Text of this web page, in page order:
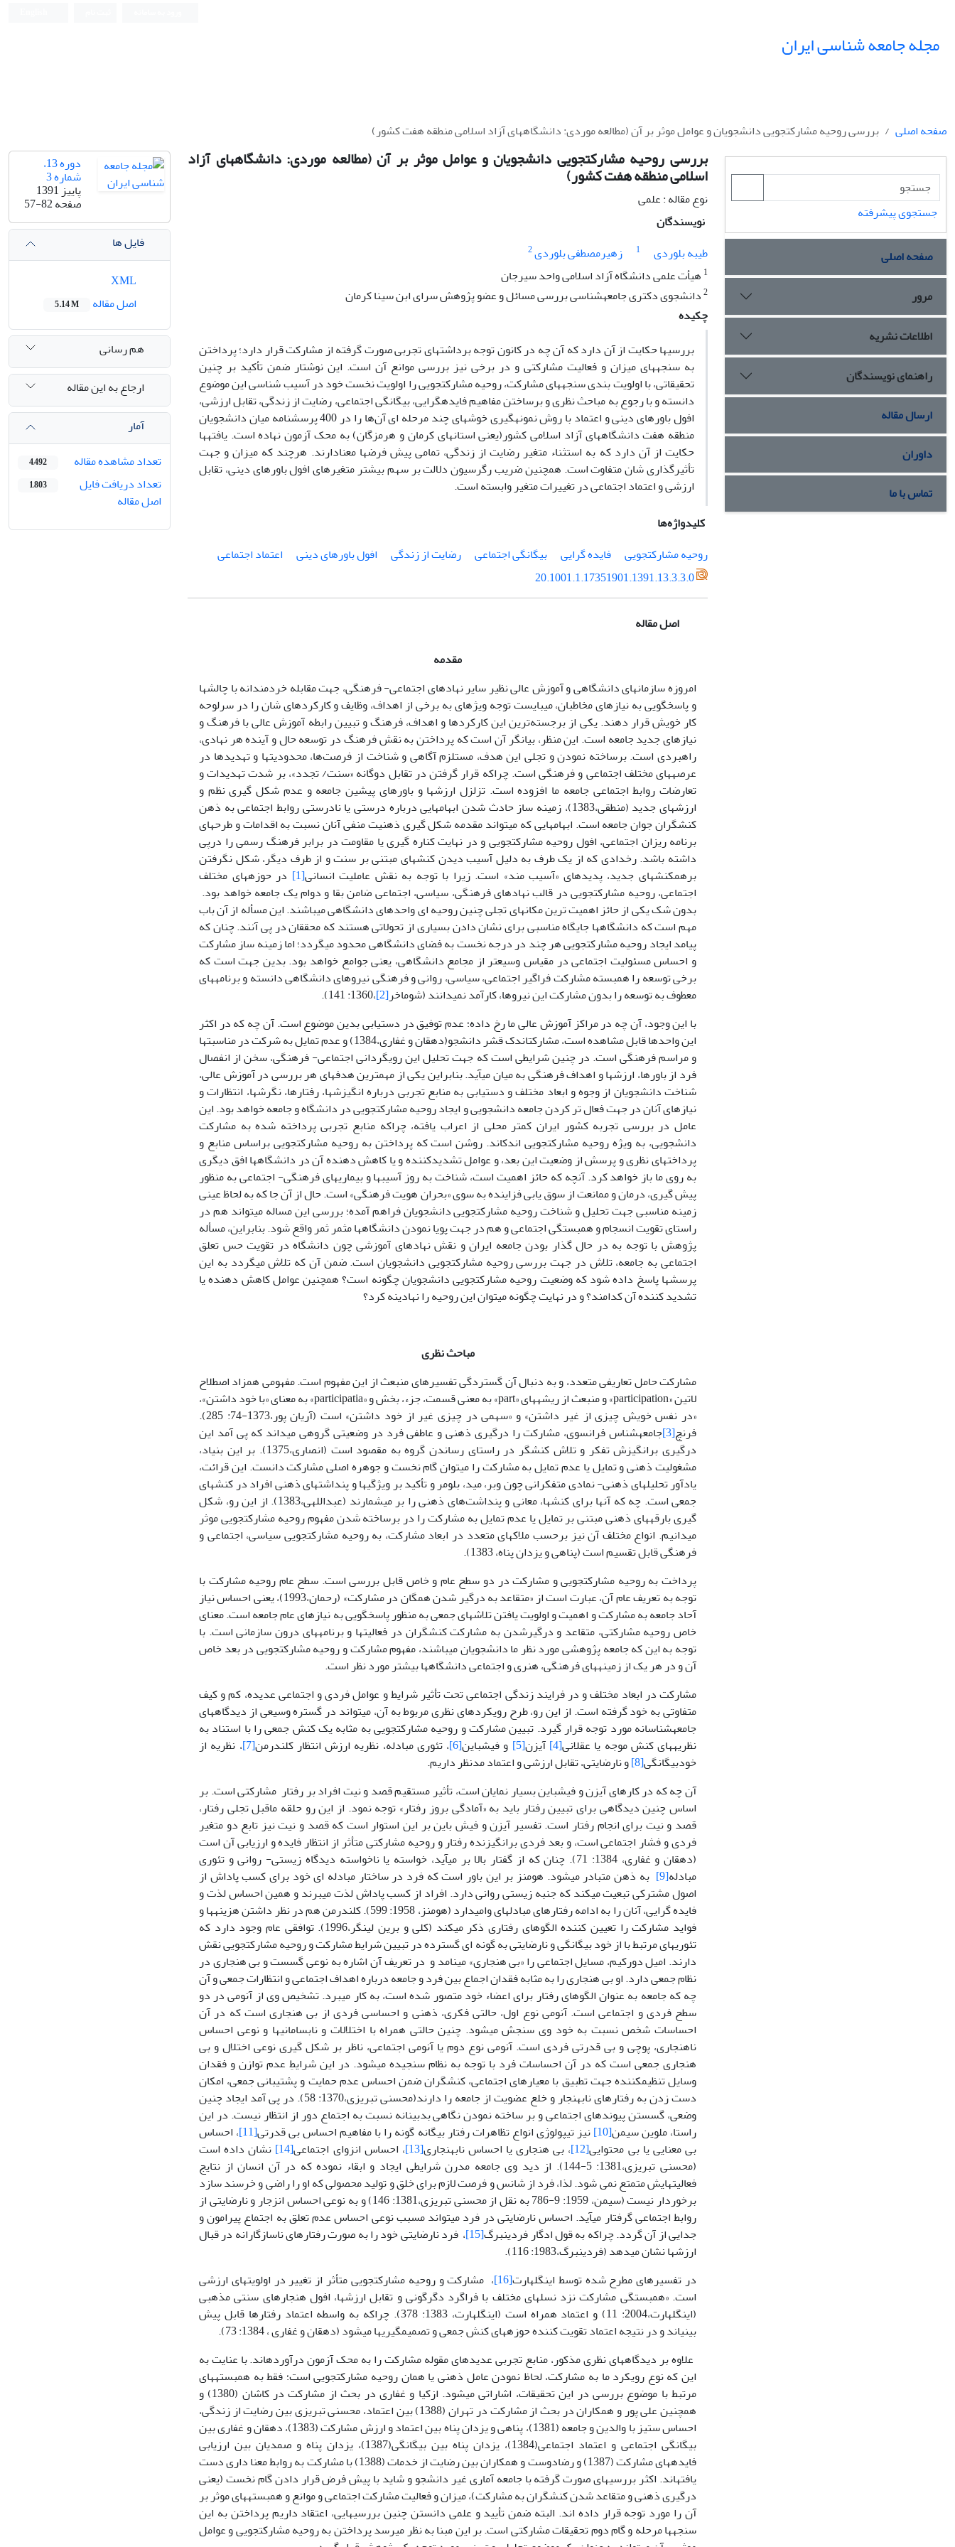
مجله جامعه شناسی ایران
صفحه اصلی بررسی روحیه مشارکت‏جویی دانشجویان و عوامل موثر بر آن (مطالعه موردی: دانشگاه‎های آزاد اسلامی منطقه هفت کشور)
بررسی روحیه مشارکت‏جویی دانشجویان و عوامل موثر بر آن (مطالعه موردی: دانشگاه‎های آزاد
اسلامی منطقه هفت کشور)
نوع مقاله : علمی
نویسندگان
طیبه بلوردی
1 زهیرمصطفی بلوردی2
1 هیأت علمی دانشگاه آزاد اسلامی واحد سیرجان
2دانشجوی دکتری جامعه‎شناسی بررسی مسائل و عضو پژوهش سرای ابن سینا کرمان
چکیده
بررسی‎ها حکایت از آن دارد که آن چه در کانون توجه برداشت‎های تجربی صورت گرفته از مشارکت قرار دارد؛ پرداختن
به سنجه‎های میزان و فعالیت مشارکتی و در برخی نیز بررسی موانع آن است. این نوشتار ضمن تأکید بر چنین
تحقیقاتی، با اولویت بندی سنجه‎های مشارکت، روحیه مشارکت‏جویی را اولویت نخست خود در آسیب شناسی این موضوع
دانسته و با رجوع به مباحث نظری و برساختن مفاهیم فایده‎گرایی، بیگانگی اجتماعی، رضایت از زندگی، تقابل ارزشی،
افول باورهای دینی و اعتماد با روش نمونه‎گیری خوشه‎ای چند مرحله ای آن‎‌ها را در 400 پرسش‎نامه میان دانشجویان
منطقه هفت دانشگاه‎های آزاد اسلامی کشور(یعنی استان‎های کرمان و هرمزگان) به محک آزمون نهاده است. یافته‎ها
حکایت از آن دارد که به استثناء متغیر رضایت از زندگی، تمامی پیش فرض‎ها معنادارند. هرچند که میزان و جهت
تأثیرگذاری شان متفاوت است. همچنین ضریب رگرسیون دلالت بر سهم بیشتر متغیرهای افول باورهای دینی، تقابل
ارزشی و اعتماد اجتماعی در تغییرات متغیر وابسته است.
کلیدواژه‌ها
روحیه مشارکت‏جویی
فایده گرایی بیگانگی اجتماعی رضایت از زندگی افول باورهای دینی
اعتماد اجتماعی
20.1001.1.17351901.1391.13.3.3.0
اصل مقاله
مقدمه
امروزه سازمان‏های دانشگاهی و آموزش عالی نظیر سایر نهادهای اجتماعی- فرهنگی، جهت مقابله خردمندانه با چالش‎ها
و پاسخگویی به نیازهای مخاطبان، می‏بایست توجه ویژهای به برخی از اهداف، وظایف و کارکردهای شان را در سرلوحه
کار خویش قرار دهند. یکی از برجسته‌ترین این کارکردها و اهداف، فرهنگ و تبیین رابطه آموزش عالی با فرهنگ و
نیازهای جدید جامعه است. این منظر، بیان‎گر آن است که پرداختن به نقش فرهنگ در توسعه حال و آینده هر نهادی،
راهبردی است. برساخته نمودن و تجلی این هدف، مستلزم آگاهی و شناخت از فرصت‌ها، محدودیت‏ها و تهدیدها در
عرصه‎های مختلف اجتماعی و فرهنگی است. چراکه قرار گرفتن در تقابل دوگانه «سنت/ تجدد»، بر شدت تهدیدات و
تعارضات روابط اجتماعی جامعه ما افزوده است. تزلزل ارزش‎ها و باورهای پیشین جامعه و عدم شکل گیری نظم و
ارزش‎های جدید (منطقی،1383)، زمینه ساز حادث شدن ابهام‎هایی درباره درستی یا نادرستی روابط اجتماعی به ذهن
کنشگران جوان جامعه است. ابهام‎هایی که می‏تواند مقدمه شکل گیری ذهنیت منفی آنان نسبت به اقدامات و طرح‎های
برنامه ریزان اجتماعی، افول روحیه مشارکت‏جویی و در نهایت کناره گیری یا مقاومت در برابر فرهنگ رسمی را درپی
داشته باشد. رخدادی که از یک طرف به دلیل آسیب دیدن کنش‎های مبتنی بر سنت و از طرف دیگر، شکل نگرفتن
برهمکنش‎های جدید، پدیده‏ای «آسیب مند» است. زیرا با توجه به نقش عاملیت انسانی
[1]
در حوزه‎های مختلف
اجتماعی، روحیه مشارکت‏جویی در قالب نهادهای فرهنگی، سیاسی، اجتماعی ضامن بقا و دوام یک جامعه خواهد بود.
بدون شک یکی از حائز اهمیت ترین مکان‎های تجلی چنین روحیه ای واحدهای دانشگاهی می‏باشند. این مسأله از آن باب
مهم است که دانشگاه‎ها جایگاه مناسبی برای نشان دادن بسیاری از تحولاتی هستند که محققان در پی آنند. چنان که
پیامد ایجاد روحیه مشارکت‏جویی هر چند در درجه نخست به فضای دانشگاهی محدود می‏گردد؛ اما زمینه ساز مشارکت
و احساس مسئولیت اجتماعی در مقیاس وسیع‏تر از مجامع دانشگاهی، یعنی جوامع خواهد بود. بدین جهت است که
برخی توسعه را همبسته مشارکت فراگیر اجتماعی، سیاسی، روانی و فرهنگی نیروهای دانشگاهی دانسته و برنامه‎های
معطوف به توسعه را بدون مشارکت این نیروها، کارآمد نمی‏دانند (شوماخر[2] ،1360: 141).
با این وجود، آن چه در مراکز آموزش عالی ما رخ داده؛ عدم توفیق در دستیابی بدین موضوع است. آن چه که در اکثر
این واحدها قابل مشاهده است، مشارکت‏اندک قشر دانشجو(دهقان و غفاری،1384) و عدم تمایل به شرکت در مناسبت‎ها
و مراسم فرهنگی است. در چنین شرایطی است که جهت تحلیل این رویگردانی اجتماعی- فرهنگی، سخن از انفصال
فرد از باورها، ارزش‏ها و اهداف فرهنگی به میان می‏آید. بنابراین یکی از مهمترین هدف‎های هر بررسی در آموزش عالی،
شناخت دانشجویان از وجوه و ابعاد مختلف و دستیابی به منابع تجربی درباره انگیزش‎ها، رفتارها، نگرش‎ها، انتظارات و
نیازهای آنان در جهت فعال تر کردن جامعه دانشجویی و ایجاد روحیه مشارکت‏جویی در دانشگاه و جامعه خواهد بود. این
عامل در بررسی تجربه کشور ایران کمتر محلی از اعراب یافته، چراکه منابع تجربی پرداخته شده به مشارکت
دانشجویی، به ویژه روحیه مشارکت‏جویی اندک‏اند. روشن است که پرداختن به روحیه مشارکت‏جویی براساس منابع و
پرداخت‎های نظری و پرسش از وضعیت این بعد، و عوامل تشدیدکننده و یا کاهش دهنده آن در دانشگاه‎ها افق دیگری
به روی ما باز خواهد کرد. آن‏چه که حائز اهمیت است، شناخت به روز آسیب‎ها و بیماری‎های فرهنگی- اجتماعی به منظور
پیش گیری، درمان و ممانعت از سوق یابی فزاینده به سوی «بحران هویت فرهنگی» است. حال از آن جا که به لحاظ عینی
زمینه مناسبی جهت تحلیل و شناخت روحیه مشارکت‏جویی دانشجویان فراهم آمده؛ بررسی این مساله می‏تواند هم در
راستای تقویت انسجام و همبستگی اجتماعی و هم در جهت پویا نمودن دانشگاه‎ها مثمر ثمر واقع شود. بنابراین، مسأله
پژوهش با توجه به در حال گذار بودن جامعه ایران و نقش نهادهای آموزشی چون دانشگاه در تقویت حس تعلق
اجتماعی به جامعه، تلاش در جهت بررسی روحیه مشارکت‏جویی دانشجویان است. ضمن آن که تلاش می‏گردد به این
پرسش‎ها پاسخ داده شود که وضعیت روحیه مشارکت‏جویی دانشجویان چگونه است؟ همچنین عوامل کاهش دهنده یا
تشدید کننده آن کدامند؟ و در نهایت چگونه می‏توان این روحیه را نهادینه کرد؟
مباحث نظری
مشارکت حامل تعاریفی متعدد، و به دنبال آن گستردگی تفسیرهای منبعث از این مفهوم است. مفهومی همزاد اصطلاح
لاتین «participation» و منبعث از ریشه‎های «part» به معنی قسمت، جزء، بخش و «participatia» به معنای «با خود داشتن»،
«در نفس خویش چیزی از غیر داشتن» و «سهمی در چیزی غیر از خود داشتن» است (آریان پور،1373-74: 285).
فرنچ[3]
جامعه‎شناس فرانسوی، مشارکت را درگیری ذهنی و عاطفی فرد در وضعیتی گروهی می‏داند که پی آمد این
درگیری برانگیزش تفکر و تلاش کنشگر در راستای رساندن گروه به مقصود است (انصاری،1375). بر این بنیاد،
مشغولیت ذهنی و تمایل یا عدم تمایل به مشارکت را می‏توان گام نخست و جوهره اصلی مشارکت دانست. این قرائت،
یادآور تحلیل‎های ذهنی- نمادی متفکرانی چون وبر، مید، بلومر و تأکید بر ویژگی‏ها و پنداشت‏های ذهنی افراد در کنش‎های
جمعی است. چه که آن‎ها برای کنش‎ها، معانی و پنداشت‌های ذهنی را بر می‏شمارند (عبداللهی،1383). از این رو، شکل
گیری بارقه‎های ذهنی مبتنی بر تمایل یا عدم تمایل به مشارکت را در برساخته شدن مفهوم روحیه مشارکت‏جویی موثر
می‏دانیم. انواع مختلف آن نیز برحسب ملاک‏های متعدد در ابعاد مشارکت، به روحیه مشارکت‏جویی سیاسی، اجتماعی و
فرهنگی قابل تقسیم است (پناهی و یزدان پناه، 1383).
پرداخت به روحیه مشارکت‏جویی و مشارکت در دو سطح عام و خاص قابل بررسی است. سطح عام روحیه مشارکت با
توجه به تعریف عام آن، عبارت است از «متقاعد به درگیر شدن همگان در مشارکت» (رحمان،1993)، یعنی احساس نیاز
آحاد جامعه به مشارکت و اهمیت و اولویت یافتن تلاش‏های جمعی به منظور پاسخگویی به نیازهای عام جامعه است. معنای
خاص روحیه مشارکتی، متقاعد و درگیرشدن به مشارکت کنشگران در فعالیت‏ها و برنامه‎های درون سازمانی است. با
توجه به این که جامعه پژوهشی مورد نظر ما دانشجویان می‏باشند، مفهوم مشارکت و روحیه مشارکت‏جویی در بعد خاص
آن و در هر یک از زمینه‎های فرهنگی، هنری و اجتماعی دانشگاه‎ها بیشتر مورد نظر است.
مشارکت در ابعاد مختلف و در فرایند زندگی اجتماعی تحت تأثیر شرایط و عوامل فردی و اجتماعی عدیده، کم و کیف
متفاوتی به خود گرفته است. از این رو، طرح رویکردهای نظری مربوط به آن، می‏تواند در گستره وسیعی از دیدگاه‎های
جامعه‎شناسانه مورد توجه قرار گیرد. تبیین مشارکت و روحیه مشارکت‏جویی به مثابه یک کنش جمعی را با استناد به
نظریه‎های کنش موجه یا عقلانی
[4] آیزن[5] و فیش­باین[6] ، تئوری مبادله، نظریه ارزش انتظار کلندرمن[7] ، نظریه از
خودبیگانگی[8] و نارضایتی، تقابل ارزشی و اعتماد مدنظر داریم.
آن چه که در کارهای آیزن و فیش­­­باین بسیار نمایان است، تأثیر مستقیم قصد و نیت افراد بر رفتار مشارکتی است. بر
اساس چنین دیدگاهی برای تبیین رفتار باید به «آمادگی بروز رفتار» توجه نمود. از این رو حلقه ماقبل تجلی رفتار،
قصد و نیت برای انجام رفتار است. تفسیر آیزن و فیش باین بر این استوار است که قصد و نیت نیز تابع دو متغیر
فردی و فشار اجتماعی است، و بعد فردی برانگیزنده رفتار و روحیه مشارکتی متأثر از انتظار فایده و ارزیابی آن است
(دهقان و غفاری، 1384: 71). چنان که از گفتار بالا بر می‏آید، خواسته یا ناخواسته دیدگاه زیستی- روانی و تئوری
مبادله[9]
به ذهن متبادر می‏شود. هومنز بر این باور است که فرد در ساختار مبادله ای خود برای کسب پاداش از
اصول مشترکی تبعیت می‏کند که جنبه زیستی روانی دارد. افراد از کسب پاداش لذت می‏برند و همین احساس لذت و
فایده گرایی، آنان را به ادامه رفتارهای مبادله‎ای وامی‏دارد (هومنز، 1958: 599). کلندرمن هم در نظر داشتن هزینه‎ها و
فواید مشارکت را تعیین کننده الگوهای رفتاری ذکر می‏کند (کلی و برین لینگر،1996). توافقی عام وجود دارد که
تئوری‎های مرتبط با از خود بیگانگی و نارضایتی به گونه ای گسترده در تبیین شرایط مشارکت و روحیه مشارکت‏جویی نقش
دارند. امیل دورکیم، مسایل اجتماعی را «بی هنجاری» می‏نامد و در تعریف آن اشاره به نوعی گسست و بی هنجاری در
نظام جمعی دارد. او بی هنجاری را به مثابه فقدان اجماع بین فرد و جامعه درباره اهداف اجتماعی و انتظارات جمعی و آن
چه که جامعه به عنوان الگوهای رفتار برای اعضاء خود متصور شده است، به کار می‏برد. تشخیص وی از آنومی در دو
سطح فردی و اجتماعی است. آنومی نوع اول، حالتی فکری، ذهنی و احساسی فردی از بی هنجاری است که در آن
احساسات شخص نسبت به خود وی سنجش می‏شود. چنین حالتی همراه با اختلالات و نابسامانی‏ها و نوعی احساس
ناهنجاری، پوچی و بی قدرتی فردی است. آنومی نوع دوم یا آنومی اجتماعی، ناظر بر شکل گیری نوعی اختلال و بی
هنجاری جمعی است که در آن احساسات فرد با توجه به نظام سنجیده می‏شود. در این شرایطِ عدم توازن و فقدان
وسایل تنظیم‎کننده جهت تطبیق با معیارهای اجتماعی، کنشگران ضمن احساس عدم حمایت و پشتیبانی جمعی، امکان
دست زدن به رفتارهای نابهنجار و خلع عضویت از جامعه را دارند(محسنی تبریزی،1370: 58). در پی آمد ایجاد چنین
وضعی، گسستن پیوندهای اجتماعی و بر ساخته نمودن نگاهی بدبینانه نسبت به اجتماع دور از انتظار نیست. در این
راستا، ملوین سیمن[10] نیز تیپولوژی انواع تظاهرات رفتار بیگانه گونه را با مفاهیم احساس بی قدرتی[11]
، احساس
بی معنایی یا بی محتوایی[12] ، بی هنجاری یا احساس نابهنجاری[13] ، احساس انزوای اجتماعی[14]
نشان داده است
(محسنی تبریزی،1381: 5-144). از دید وی جامعه مدرن شرایطی ایجاد و ابقاء نموده که در آن انسان از نتایج
فعالیت‎هایش متمتع نمی شود. لذا، فرد از شانس و فرصت لازم برای خلق و تولید محصولی که او را راضی و خرسند سازد
برخوردار نیست (سیمن، 1959: 9-786 به نقل از محسنی تبریزی،1381: 146) و به نوعی احساس انزجار و نارضایتی از
روابط اجتماعی گرفتار می‏آید. احساس نارضایتی در فرد می‏تواند مسبب نوعی احساس عدم تعلق به اجتماع پیرامون و
جدایی از آن گردد. چراکه به قول ادگار فردینبرگ[15]
، فرد نارضایتی خود را به صورت رفتارهای ناسازگارانه در قبال
ارزش‎ها نشان می‏دهد (فردینبرگ،1983: 116).
در تفسیرهای مطرح شده توسط اینگلهارت[16]
، مشارکت و روحیه مشارکت‏جویی متأثر از تغییر در اولویت‎های ارزشی
است. «همبستگی مشارکت نزد نسل‎های مختلف با فراگرد دگرگونی و تقابل ارزش‏ها، افول هنجارهای سنتی مذهبی
(اینگلهارت،2004: 11) و اعتماد همراه است (اینگلهارت، 1383: 378). چراکه به واسطه اعتماد رفتارها قابل پیش
بینی‏اند و در نتیجه اعتماد تقویت کننده حوزه‎های کنش جمعی و تصمیم‎گیری‎ها می‏شود (دهقان و غفاری ، 1384: 73).
علاوه بر دیدگاه‎های نظری مذکور، منابع تجربی عدیده‎ای مقوله مشارکت را به محک آزمون درآورده‎اند. با عنایت به
این که نوع رویکرد ما به مشارکت، لحاظ نمودن عامل ذهنی یا همان روحیه مشارکت‏جویی است؛ فقط به همبسته‎های
مرتبط با موضوع بررسی در این تحقیقات، اشاراتی می‏شود. ازکیا و غفاری در بحث از مشارکت در کاشان (1380) و
همچنین علی پور و همکاران در بحث از مشارکت در تهران (1388) بین اعتماد، محسنی تبریزی بین رضایت از زندگی،
احساس ستیز با والدین و جامعه (1381)، پناهی و یزدان پناه بین اعتماد و ارزش مشارکت (1383)، دهقان و غفاری بین
بیگانگی اجتماعی و اعتماد اجتماعی(1384)، یزدان پناه بین بیگانگی(1387)، یزدان پناه و صمدیان بین ارزیابی
فایده‎های مشارکت (1387) و رضادوست و همکاران بین رضایت از خدمات (1388) با مشارکت به روابط معنا داری دست
یافته‏اند. اکثر بررسی‎های صورت گرفته با جامعه آماری غیر دانشجو و شاید با پیش فرض قرار دادن گام نخست (یعنی
درگیری ذهنی و متقاعد شدن کنشگران به مشارکت)، میزان و فعالیت مشارکت اجتماعی و موانع و همبسته‎های موثر بر
آن را مورد توجه قرار داده اند. البته ضمن تأیید و علمی دانستن چنین بررسی‎هایی، اعتقاد داریم پرداختن به این
سنجه‎ها مرحله و گام دوم تحقیقات مشارکتی است. بر این مبنا به نظر می‏رسد پرداختن به روحیه مشارکت‏جویی و عوامل
دوره 13،
شماره 3
پاییز 1391
صفحه57-82
فایل ها
اصل مقاله
5.14 M
هم رسانی
ارجاع به این مقاله
آمار
تعداد مشاهده مقاله
4,492
تعداد دریافت فایل
اصل مقاله
1,803
جستجوی پیشرفته
صفحه اصلی
مرور
اطلاعات نشریه
راهنمای نویسندگان
ارسال مقاله
داوران
تماس با ما